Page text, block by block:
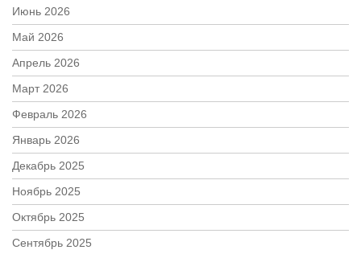
Июнь 2026
Май 2026
Апрель 2026
Март 2026
Февраль 2026
Январь 2026
Декабрь 2025
Ноябрь 2025
Октябрь 2025
Сентябрь 2025